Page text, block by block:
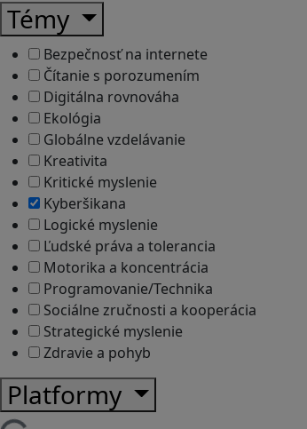
Témy
Bezpečnosť na internete
Čítanie s porozumením
Digitálna rovnováha
Ekológia
Globálne vzdelávanie
Kreativita
Kritické myslenie
Kyberšikana
Logické myslenie
Ľudské práva a tolerancia
Motorika a koncentrácia
Programovanie/Technika
Sociálne zručnosti a kooperácia
Strategické myslenie
Zdravie a pohyb
Platformy